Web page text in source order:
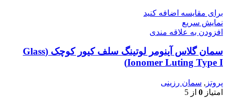
برای مقایسه اضافه کنید
نمایش سریع
افزودن به علاقه مندی
سمان گلاس آینومر لوتینگ سلف کیور کوچک (Glass
Ionomer Luting Type I)
پروتز , سمان رزینی
امتیاز 0 از 5